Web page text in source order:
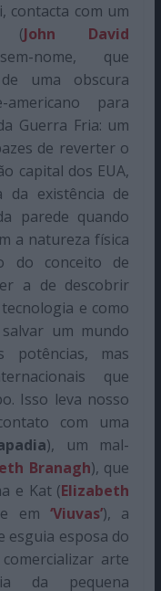
contacta com um
(John David
nome, que
uma obscura
para
Guerra Fria: um
de reverter o
capital dos EUA,
da existência de
parede quando
a natureza física
do conceito de
a de descobrir
e como
um mundo
potências, mas
que
Isso leva nosso
com uma
), um mal-
Branagh), que
e Kat (Elizabeth
em ‘Viuvas’), a
esguia esposa do
arte
da pequena